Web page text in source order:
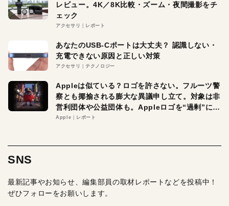
レビュー。4K／8K比較・ズーム・夜間撮影をチ
ェック
アクセサリ レポート
あなたのUSB-Cポートは大丈夫？ 認識しない・
充電できない原因と正しい対策
アクセサリ テクノロジー
Appleは似ている？ロゴを許さない。フルーツ警
察とも揶揄される膨大な異議申し立て。対象は非
営利団体や公益団体も。Appleロゴを“過剰”に守
る理由とは
Apple レポート
SNS
最新記事やお知らせ、編集部員の取材レポートなどを投稿中！
ぜひフォローをお願いします。